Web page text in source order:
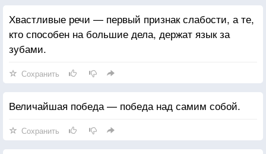
Хвастливые речи — первый признак слабости, а те,
кто способен на большие дела, держат язык за
зубами.
Сохранить
Величайшая победа — победа над самим собой.
Сохранить